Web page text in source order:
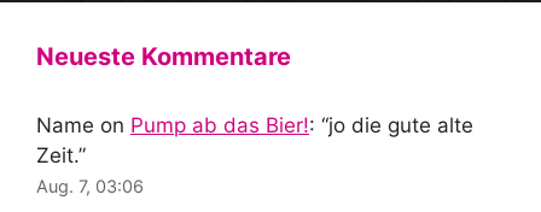
Neueste Kommentare
Name on Pump ab das Bier!: “jo die gute alte
Zeit.”
Aug. 7, 03:06